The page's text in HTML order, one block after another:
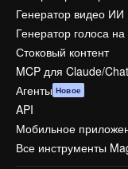
Генератор видео ИИ
Генератор голоса
Стоковый контент
MCP для Claude/
Агенты Новое
API
Мобильное
Все инструменты